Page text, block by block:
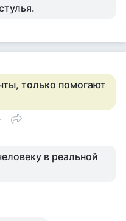
только помогают
в реальной